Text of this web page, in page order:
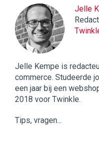
Jelle
Jelle Kempe is
commerce. Studeerde
een jaar bij een
2018 voor Twinkle.
Tips, vragen...